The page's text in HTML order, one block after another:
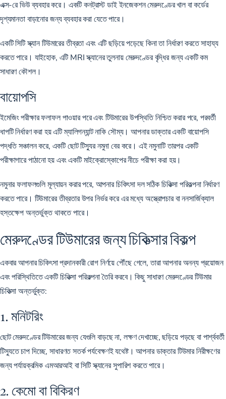
এক্স-রে ভিউ ব্যবহার করে। একটি কনট্রাস্ট ডাই ইনজেকশন মেরুদণ্ডের খাল বা কর্ডের
দৃশ্যমানতা বাড়ানোর জন্য ব্যবহার করা যেতে পারে।
একটি সিটি স্ক্যান টিউমারের তীব্রতা এবং এটি ছড়িয়ে পড়েছে কিনা তা নির্ধারণ করতে সাহায্য
করতে পারে। যাইহোক, এটি MRI স্ক্যানের তুলনায় মেরুদণ্ডের বৃদ্ধির জন্য একটি কম
সাধারণ কৌশল।
বায়োপসি
ইমেজিং পরীক্ষার ফলাফল পাওয়ার পরে এবং টিউমারের উপস্থিতি নিশ্চিত করার পরে, পরবর্তী
ধাপটি নির্ধারণ করা হয় এটি ম্যালিগন্যান্ট নাকি সৌম্য। আপনার ডাক্তার একটি বায়োপসি
পদ্ধতি সঞ্চালন করে, একটি ছোট টিস্যুর নমুনা বের করে। এই নমুনাটি তারপর একটি
পরীক্ষাগারে পাঠানো হয় এবং একটি মাইক্রোস্কোপের নীচে পরীক্ষা করা হয়।
নমুনার ফলাফলগুলি মূল্যায়ন করার পরে, আপনার চিকিৎসা দল সঠিক চিকিত্সা পরিকল্পনা নির্ধারণ
করতে পারে। টিউমারের তীব্রতার উপর নির্ভর করে এর মধ্যে অস্ত্রোপচার বা ননসার্জিক্যাল
হস্তক্ষেপ অন্তর্ভুক্ত থাকতে পারে।
মেরুদণ্ডের টিউমারের জন্য চিকিত্সার বিকল্প
একবার আপনার চিকিৎসা প্রদানকারী রোগ নির্ণয়ে পৌঁছে গেলে, তারা আপনার অনন্য প্রয়োজন
এবং পরিস্থিতিতে একটি চিকিত্সা পরিকল্পনা তৈরি করবে। কিছু সাধারণ মেরুদণ্ডের টিউমার
চিকিত্সা অন্তর্ভুক্ত:
1. মনিটরিং
ছোট মেরুদণ্ডের টিউমারের জন্য যেগুলি বাড়ছে না, লক্ষণ দেখাচ্ছে, ছড়িয়ে পড়ছে বা পার্শ্ববর্তী
টিস্যুতে চাপ দিচ্ছে, সাধারণত সতর্ক পর্যবেক্ষণই যথেষ্ট। আপনার ডাক্তার টিউমার নিরীক্ষণের
জন্য পর্যায়ক্রমিক এমআরআই বা সিটি স্ক্যানের সুপারিশ করতে পারে।
2. কেমো বা বিকিরণ